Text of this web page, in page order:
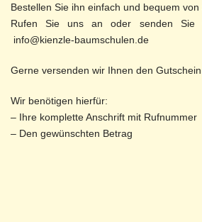
Bestellen Sie ihn einfach und bequem von
Rufen Sie uns an oder senden Sie
info@kienzle-baumschulen.de
Gerne versenden wir Ihnen den Gutschein
Wir benötigen hierfür:
– Ihre komplette Anschrift mit Rufnummer
– Den gewünschten Betrag